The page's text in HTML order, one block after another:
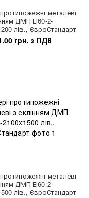
металеві
ДМП ЕІ60-2-
лів., ЄвроСтандарт
грн. з ПДВ
металеві
ДМП ЕІ60-2-
лів., ЄвроСтандарт